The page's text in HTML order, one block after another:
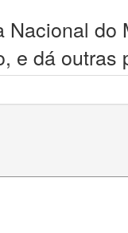
Nacional
e dá outras